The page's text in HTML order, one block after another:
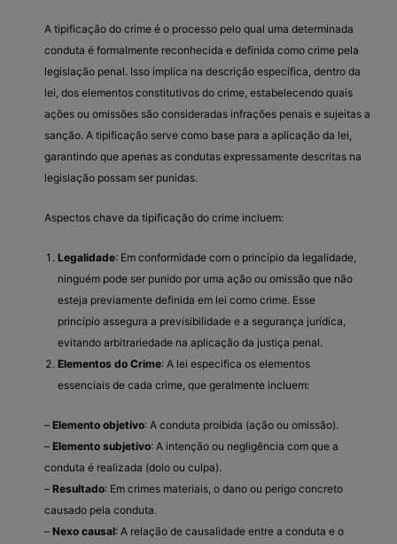
A tipificação do crime é o processo pelo qual uma determinada
conduta é formalmente reconhecida e definida como crime pela
legislação penal. Isso implica na descrição específica, dentro da
lei, dos elementos constitutivos do crime, estabelecendo quais
ações ou omissões são consideradas infrações penais e sujeitas a
sanção. A tipificação serve como base para a aplicação da lei,
garantindo que apenas as condutas expressamente descritas na
legislação possam ser punidas.
Aspectos chave da tipificação do crime incluem:
Legalidade: Em conformidade com o princípio da legalidade,
ninguém pode ser punido por uma ação ou omissão que não
esteja previamente definida em lei como crime. Esse
princípio assegura a previsibilidade e a segurança jurídica,
evitando arbitrariedade na aplicação da justiça penal.
Elementos do Crime: A lei especifica os elementos
essenciais de cada crime, que geralmente incluem:
– Elemento objetivo: A conduta proibida (ação ou omissão).
– Elemento subjetivo: A intenção ou negligência com que a
conduta é realizada (dolo ou culpa).
– Resultado: Em crimes materiais, o dano ou perigo concreto
causado pela conduta.
– Nexo causal: A relação de causalidade entre a conduta e o